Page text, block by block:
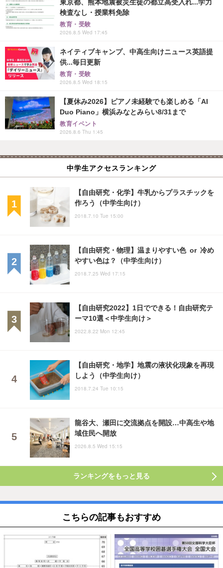
東京都、熊本地震被災生徒の都立高受入れ...学力
検査なし・授業料免除
教育・受験
2026.8.5 Wed 17:45
ネイティブキャンプ、中高生向けニュース英語提
供...毎日更新
教育・受験
2026.8.5 Wed 18:15
【夏休み2026】ピアノ未経験でも楽しめる「AI
Duo Piano」横浜みなとみらい8/31まで
教育イベント
2026.8.6 Thu 1:45
中学生アクセスランキング
【自由研究・化学】牛乳からプラスチックを
作ろう（中学生向け）
2018.7.10 Tue 15:00
【自由研究・物理】温まりやすい色 or 冷め
やすい色は？（中学生向け）
2018.7.25 Wed 17:15
【自由研究2022】1日でできる！自由研究テ
ーマ10選＜中学生向け＞
2022.8.22 Mon 12:45
【自由研究・地学】地震の液状化現象を再現
しよう（中学生向け）
2018.7.24 Tue 10:15
龍谷大、瀬田に交流拠点を開設…中高生や地
域住民へ開放
2026.8.5 Wed 15:15
ランキングをもっと見る
こちらの記事もおすすめ